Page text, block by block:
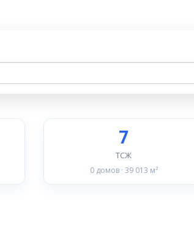
7
ТСЖ
0 домов · 39 013 м²